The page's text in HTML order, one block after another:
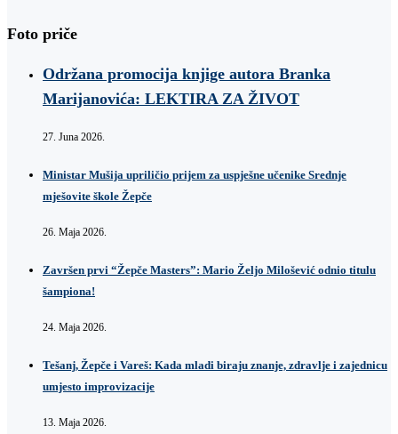
Foto priče
Održana promocija knjige autora Branka
Marijanovića: LEKTIRA ZA ŽIVOT
27. Juna 2026.
Ministar Mušija upriličio prijem za uspješne učenike Srednje
mješovite škole Žepče
26. Maja 2026.
Završen prvi “Žepče Masters”: Mario Željo Milošević odnio titulu
šampiona!
24. Maja 2026.
Tešanj, Žepče i Vareš: Kada mladi biraju znanje, zdravlje i zajednicu
umjesto improvizacije
13. Maja 2026.